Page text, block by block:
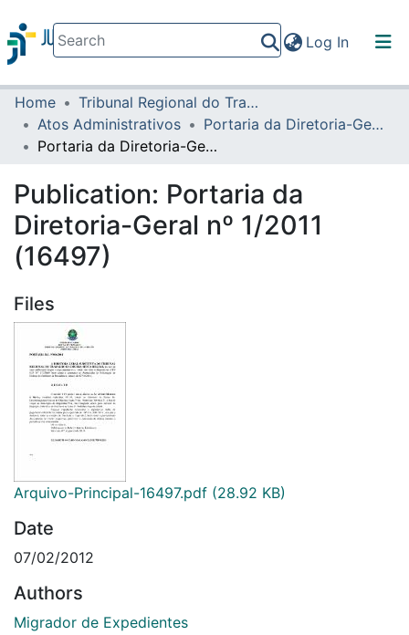
Log In(current)
Communities & Collections
All of DSpace
Home
Tribunal Regional do Trabalho da 16ª Região
Atos Administrativos
Portaria da Diretoria-Geral
Portaria da Diretoria-Geral nº 1/2011 (16497)
Publication: Portaria da
Diretoria-Geral nº 1/2011
(16497)
Files
Arquivo-Principal-16497.pdf (28.92 KB)
Date
07/02/2012
Authors
Migrador de Expedientes